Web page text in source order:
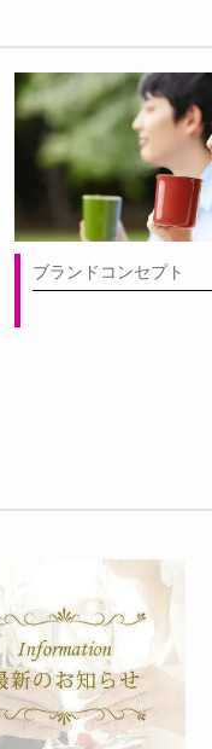
ブランドコンセプト